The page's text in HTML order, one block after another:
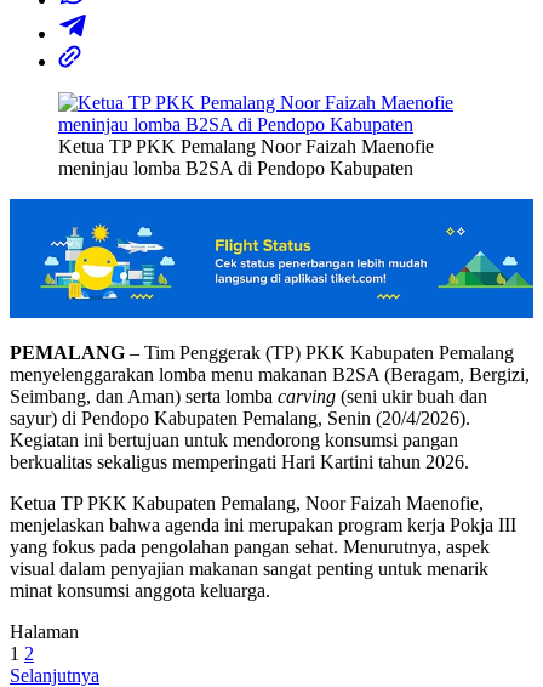
Ketua TP PKK Pemalang Noor Faizah Maenofie
meninjau lomba B2SA di Pendopo Kabupaten
PEMALANG – Tim Penggerak (TP) PKK Kabupaten Pemalang
menyelenggarakan lomba menu makanan B2SA (Beragam, Bergizi,
Seimbang, dan Aman) serta lomba carving (seni ukir buah dan
sayur) di Pendopo Kabupaten Pemalang, Senin (20/4/2026).
Kegiatan ini bertujuan untuk mendorong konsumsi pangan
berkualitas sekaligus memperingati Hari Kartini tahun 2026.
Ketua TP PKK Kabupaten Pemalang, Noor Faizah Maenofie,
menjelaskan bahwa agenda ini merupakan program kerja Pokja III
yang fokus pada pengolahan pangan sehat. Menurutnya, aspek
visual dalam penyajian makanan sangat penting untuk menarik
minat konsumsi anggota keluarga.
Halaman
1 2
Selanjutnya